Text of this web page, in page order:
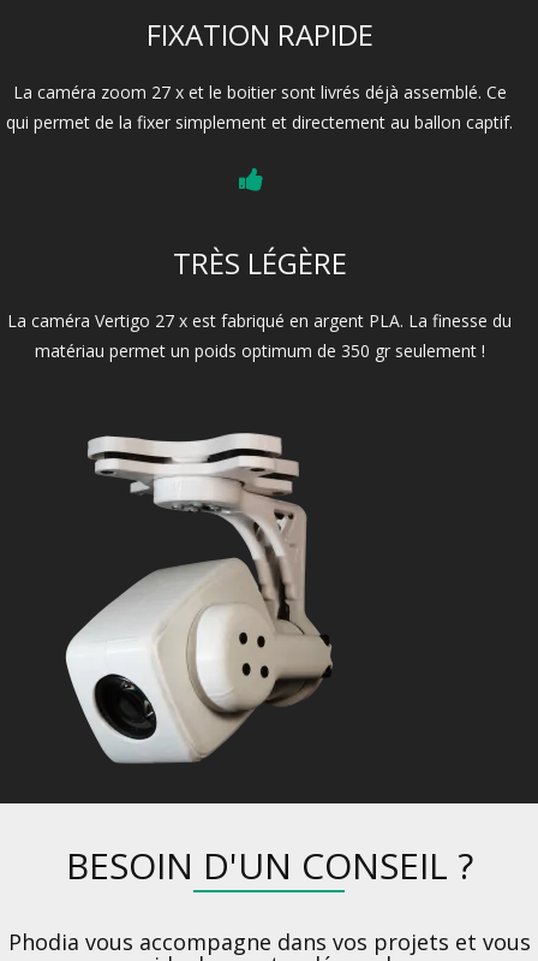
FIXATION RAPIDE
La caméra zoom 27 x et le boitier sont livrés déjà assemblé. Ce
qui permet de la fixer simplement et directement au ballon captif.
TRÈS LÉGÈRE
La caméra Vertigo 27 x est fabriqué en argent PLA. La finesse du
matériau permet un poids optimum de 350 gr seulement !
BESOIN D'UN CONSEIL ?
Phodia vous accompagne dans vos projets et vous